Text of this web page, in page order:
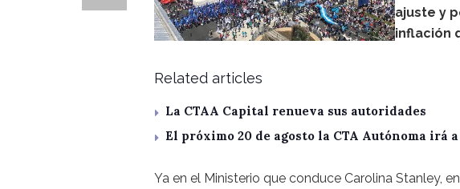
ajuste y
inflación
Related articles
La CTAA Capital renueva sus autoridades
El próximo 20 de agosto la CTA Autónoma irá
Ya en el Ministerio que conduce Carolina Stanley,